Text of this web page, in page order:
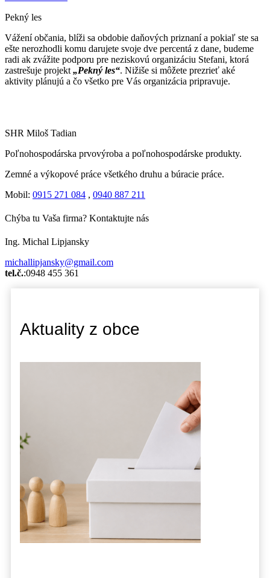
Pekný les
Vážení občania, blíži sa obdobie daňových priznaní a pokiaľ ste sa
ešte nerozhodli komu darujete svoje dve percentá z dane, budeme
radi ak zvážite podporu pre neziskovú organizáciu Stefani, ktorá
zastrešuje projekt „Pekný les“. Nižiše si môžete prezrieť aké
aktivity plánujú a čo všetko pre Vás organizácia pripravuje.
SHR Miloš Tadian
Poľnohospodárska prvovýroba a poľnohospodárske produkty.
Zemné a výkopové práce všetkého druhu a búracie práce.
Mobil: 0915 271 084 , 0940 887 211
Chýba tu Vaša firma? Kontaktujte nás
Ing. Michal Lipjansky
michallipjansky@gmail.com
tel.č.:0948 455 361
Aktuality z obce